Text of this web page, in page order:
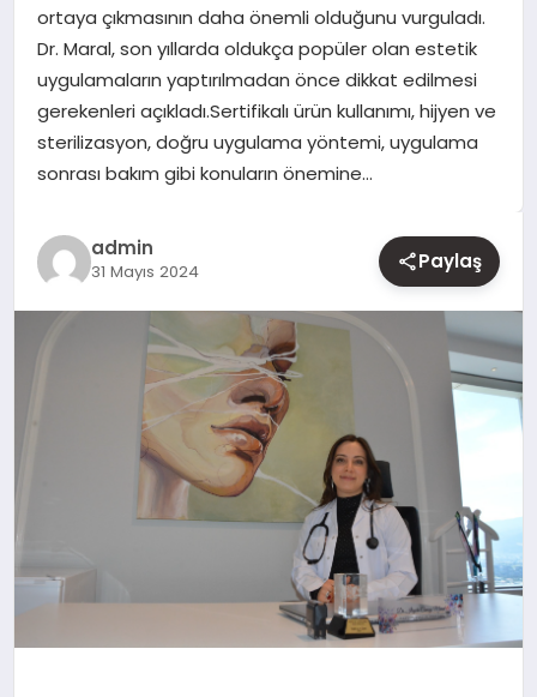
EĞITIM
ortaya çıkmasının daha önemli olduğunu vurguladı.
Dr. Maral, son yıllarda oldukça popüler olan estetik
uygulamaların yaptırılmadan önce dikkat edilmesi
gerekenleri açıkladı.Sertifikalı ürün kullanımı, hijyen ve
sterilizasyon, doğru uygulama yöntemi, uygulama
sonrası bakım gibi konuların önemine…
admin
31 Mayıs 2024 Paylaş